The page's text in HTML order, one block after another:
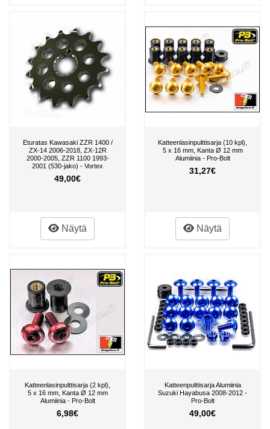
Eturatas Kawasaki ZZR 1400 /
ZX-14 2006-2018, ZX-12R
2000-2005, ZZR 1100 1993-
2001 (530-jako) - Vortex
49,00€
Näytä
Katteenlasinpulttisarja (10 kpl),
5 x 16 mm, Kanta Ø 12 mm
Alumiinia - Pro-Bolt
31,27€
Näytä
Katteenlasinpulttisarja (2 kpl),
5 x 16 mm, Kanta Ø 12 mm
Alumiinia - Pro-Bolt
6,98€
Katteenpulttisarja Alumiinia
Suzuki Hayabusa 2008-2012 -
Pro-Bolt
49,00€